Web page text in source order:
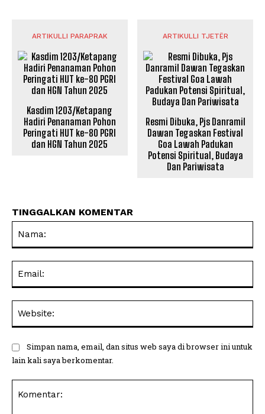
ARTIKULLI PARAPRAK
Kasdim 1203/Ketapang
Hadiri Penanaman Pohon
Peringati HUT ke-80 PGRI
dan HGN Tahun 2025
ARTIKULLI TJETËR
Resmi Dibuka, Pjs Danramil
Dawan Tegaskan Festival
Goa Lawah Padukan
Potensi Spiritual, Budaya
Dan Pariwisata
TINGGALKAN KOMENTAR
Simpan nama, email, dan situs web saya di browser ini untuk
lain kali saya berkomentar.